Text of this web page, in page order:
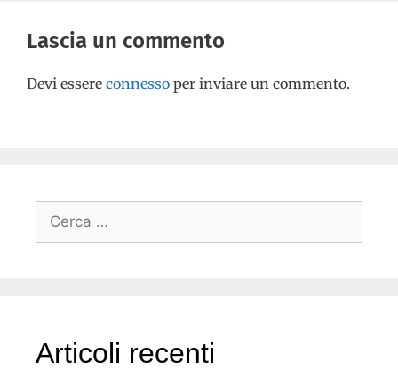
Lascia un commento
Devi essere connesso per inviare un commento.
Articoli recenti